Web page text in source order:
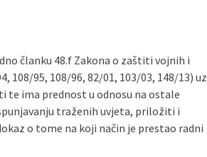
članku 48.f Zakona o zaštiti vojnih i
108/95, 108/96, 82/01, 103/03, 148/13) uz
te ima prednost u odnosu na ostale
traženih uvjeta, priložiti i
o tome na koji način je prestao radni